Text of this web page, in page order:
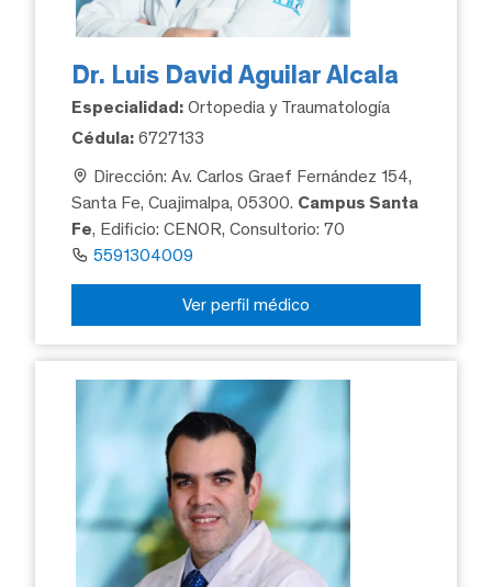
Dr. Luis David Aguilar Alcala
Especialidad: Ortopedia y Traumatología
Cédula: 6727133
Dirección: Av. Carlos Graef Fernández 154,
Santa Fe, Cuajimalpa, 05300. Campus Santa
Fe, Edificio: CENOR, Consultorio: 70
5591304009
Ver perfil médico